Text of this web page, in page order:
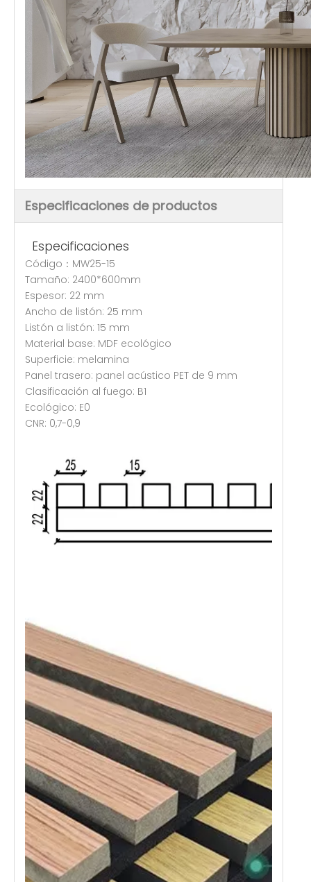
Especificaciones de productos
Especificaciones
Código：MW25-15
Tamaño: 2400*600mm
Espesor: 22 mm
Ancho de listón: 25 mm
Listón a listón: 15 mm
Material base: MDF ecológico
Superficie: melamina
Panel trasero: panel acústico PET de 9 mm
Clasificación al fuego: B1
Ecológico: E0
CNR: 0,7-0,9